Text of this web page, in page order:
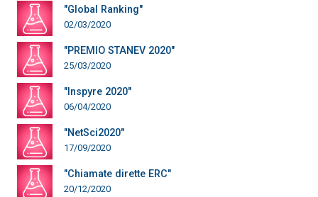
"Global Ranking"
02/03/2020
"PREMIO STANEV 2020"
25/03/2020
"Inspyre 2020"
06/04/2020
"NetSci2020"
17/09/2020
"Chiamate dirette ERC"
20/12/2020